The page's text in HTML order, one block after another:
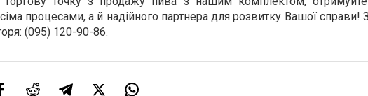
процесами, а й надійного партнера для розвитку Вашої справи!
(095) 120-90-86.